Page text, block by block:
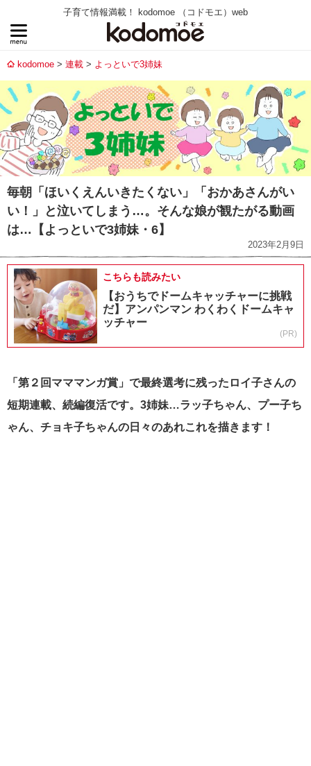
子育て情報満載！ kodomoe （コドモエ）web
kodomoe 連載 よっといで3姉妹
毎朝「ほいくえんいきたくない」「おかあさんがい
い！」と泣いてしまう…。そんな娘が観たがる動画
は…【よっといで3姉妹・6】
2023年2月9日
こちらも読みたい
【おうちでドームキャッチャーに挑戦
だ】アンパンマン わくわくドームキャ
ッチャー
(PR)
「第２回マママンガ賞」で最終選考に残ったロイ子さんの
短期連載、続編復活です。3姉妹…ラッ子ちゃん、プー子ち
ゃん、チョキ子ちゃんの日々のあれこれを描きます！